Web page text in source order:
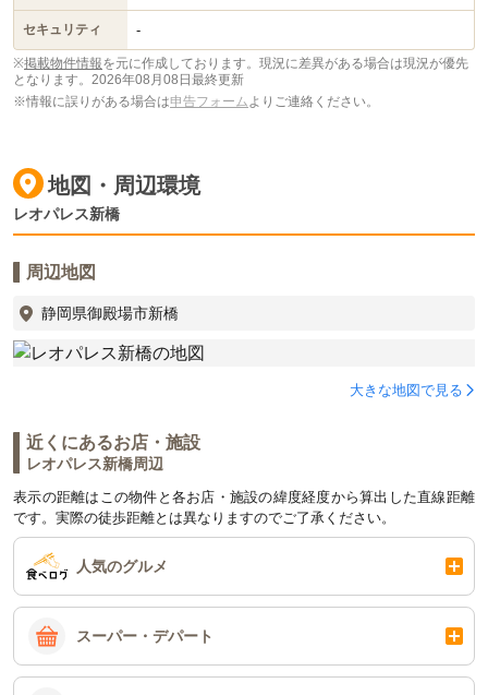
セキュリティ -
※掲載物件情報を元に作成しております。現況に差異がある場合は現況が優先
となります。 2026年08月08日最終更新
※情報に誤りがある場合は申告フォーム よりご連絡ください。
地図・周辺環境
レオパレス新橋
周辺地図
静岡県御殿場市新橋
大きな地図で見る
近くにあるお店・施設
レオパレス新橋周辺
表示の距離はこの物件と各お店・施設の緯度経度から算出した直線距離
です。実際の徒歩距離とは異なりますのでご了承ください。
人気のグルメ
スーパー・デパート